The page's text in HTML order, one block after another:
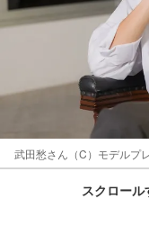
武田愁さん（C）モデルプ
スクロー